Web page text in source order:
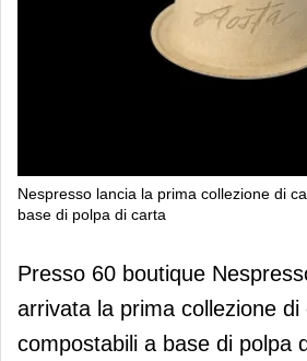
Nespresso lancia la prima collezione di
base di polpa di carta
Nespresso lancia la
di capsule compostabili
polpa di carta
Presso 60 boutique
arrivata la prima collezione di
compostabili a base di polpa